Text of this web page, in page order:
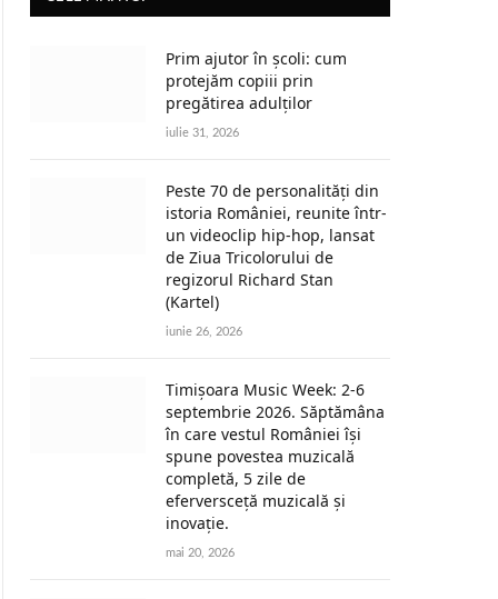
Prim ajutor în școli: cum
protejăm copiii prin
pregătirea adulților
iulie 31, 2026
Peste 70 de personalități din
istoria României, reunite într-
un videoclip hip-hop, lansat
de Ziua Tricolorului de
regizorul Richard Stan
(Kartel)
iunie 26, 2026
Timișoara Music Week: 2-6
septembrie 2026. Săptămâna
în care vestul României își
spune povestea muzicală
completă, 5 zile de
eferversceță muzicală și
inovație.
mai 20, 2026